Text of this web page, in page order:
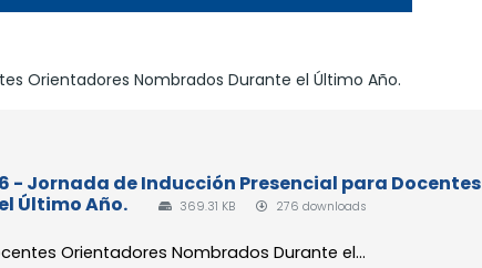
Orientadores Nombrados Durante el Último Año.
- Jornada de Inducción Presencial para Docentes
Último Año.
369.31 KB 276 downloads
Orientadores Nombrados Durante el...